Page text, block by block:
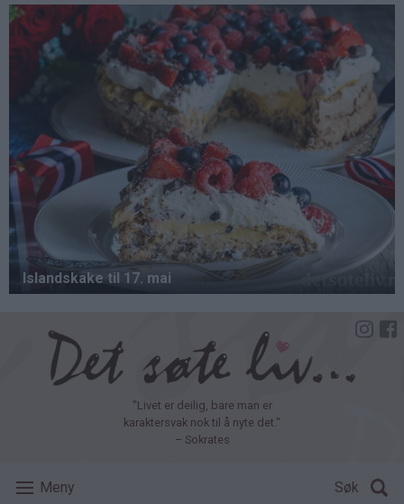
Hopp
hovedinnhold
"Livet er deilig, bare man er
karaktersvak nok til å nyte det."
– Sokrates
Meny Søk